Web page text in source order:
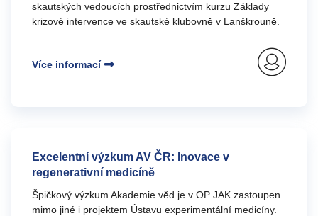
skautských vedoucích prostřednictvím kurzu Základy
krizové intervence ve skautské klubovně v Lanškrouně.
Více informací
Excelentní výzkum AV ČR: Inovace v
regenerativní medicíně
Špičkový výzkum Akademie věd je v OP JAK zastoupen
mimo jiné i projektem Ústavu experimentální medicíny.